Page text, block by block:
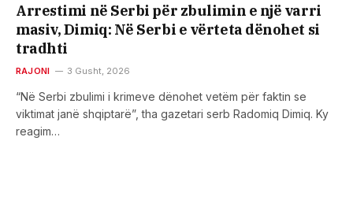
Arrestimi në Serbi për zbulimin e një varri
masiv, Dimiq: Në Serbi e vërteta dënohet si
tradhti
RAJONI 3 Gusht, 2026
“Në Serbi zbulimi i krimeve dënohet vetëm për faktin se
viktimat janë shqiptarë”, tha gazetari serb Radomiq Dimiq. Ky
reagim…